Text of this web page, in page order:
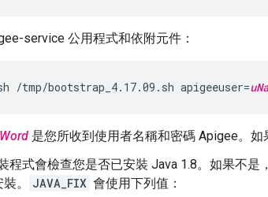
service 公用程式和依附元件：
/tmp/bootstrap_4.17.09.sh apigeeuser=
是您所收到使用者名稱和密碼 Apigee。如
程式會檢查您是否已安裝 Java 1.8。如果不是
。
JAVA_FIX 會使用下列值：